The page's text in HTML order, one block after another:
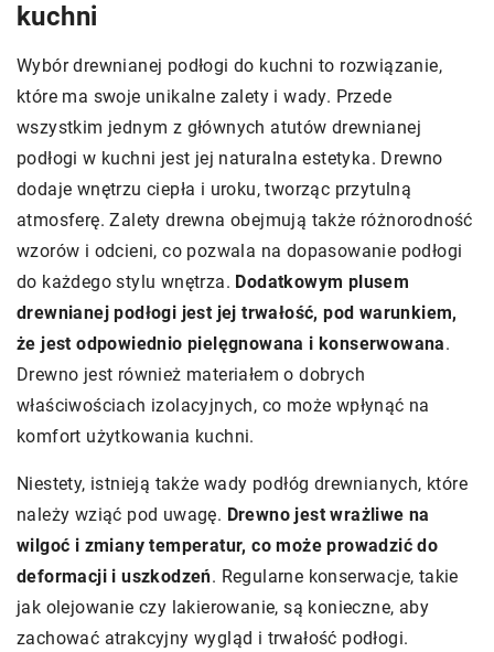
kuchni
Wybór drewnianej podłogi do kuchni to rozwiązanie,
które ma swoje unikalne zalety i wady. Przede
wszystkim jednym z głównych atutów drewnianej
podłogi w kuchni jest jej naturalna estetyka. Drewno
dodaje wnętrzu ciepła i uroku, tworząc przytulną
atmosferę. Zalety drewna obejmują także różnorodność
wzorów i odcieni, co pozwala na dopasowanie podłogi
do każdego stylu wnętrza. Dodatkowym plusem
drewnianej podłogi jest jej trwałość, pod warunkiem,
że jest odpowiednio pielęgnowana i konserwowana.
Drewno jest również materiałem o dobrych
właściwościach izolacyjnych, co może wpłynąć na
komfort użytkowania kuchni.
Niestety, istnieją także wady podłóg drewnianych, które
należy wziąć pod uwagę. Drewno jest wrażliwe na
wilgoć i zmiany temperatur, co może prowadzić do
deformacji i uszkodzeń. Regularne konserwacje, takie
jak olejowanie czy lakierowanie, są konieczne, aby
zachować atrakcyjny wygląd i trwałość podłogi.